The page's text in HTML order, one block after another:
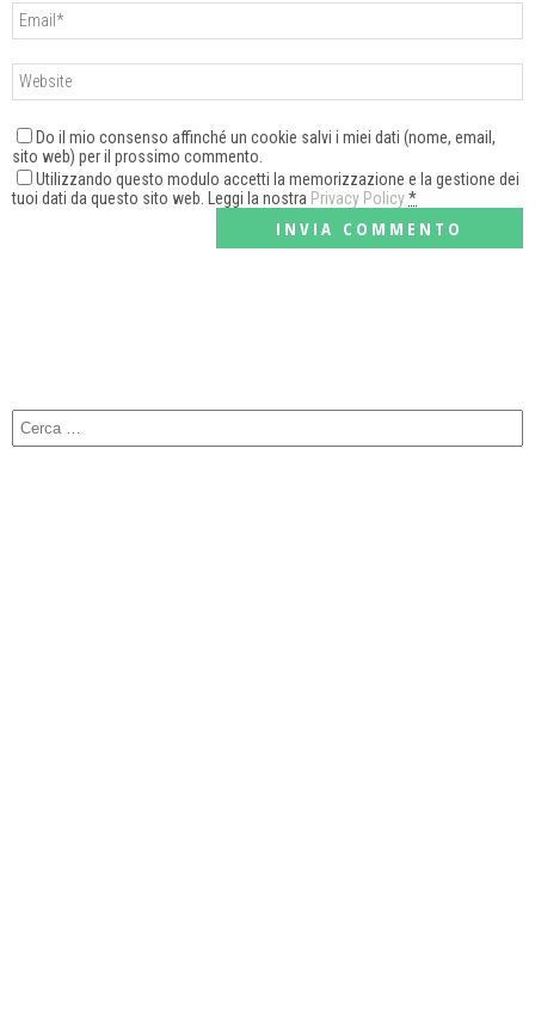
Do il mio consenso affinché un cookie salvi i miei dati (nome, email,
sito web) per il prossimo commento.
Utilizzando questo modulo accetti la memorizzazione e la gestione dei
tuoi dati da questo sito web. Leggi la nostra Privacy Policy*